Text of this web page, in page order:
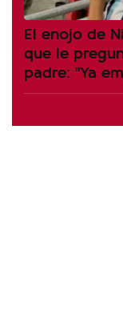
El enojo de
que le
padre: "Ya